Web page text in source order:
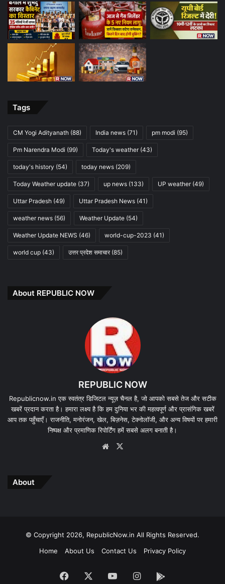
Tags
CM Yogi Adityanath (88) India news (71) pm modi (95)
Pm Narendra Modi (99) Today's weather(43)
today's history (54) today news (209)
Today Weather update (37) up news (133) UP weather(49)
Uttar Pradesh (49) Uttar Pradesh News (41)
weather news (56) Weather Update (54)
Weather Update NEWS (46) world-cup-2023 (41)
world cup (43) उत्तर प्रदेश समाचार(85)
About REPUBLIC NOW
REPUBLIC NOW
Republicnow.in एक स्वतंत्र डिजिटल न्यूज़ चैनल है, जो आपको सबसे तेज और सटीक
खबरें प्रदान करता है। हमारा लक्ष्य है कि हम दुनिया भर की महत्वपूर्ण और प्रासंगिक खबरें
आप तक पहुँचाएँ। राजनीति, मनोरंजन, खेल, बिज़नेस, टेक्नोलॉजी, और अन्य विषयों पर हमारी
निष्पक्ष और प्रमाणिक रिपोर्टिंग हमें सबसे अलग बनाती है।
Website
About
© Copyright 2026, RepublicNow.in All Rights Reserved.
Home
About Us Contact Us Privacy Policy
Facebook YouTubeInstagram